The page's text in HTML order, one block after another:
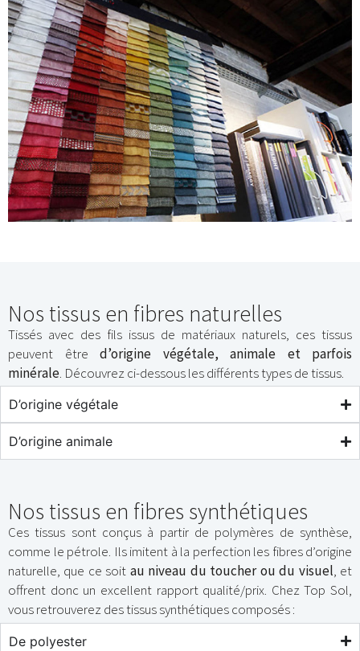
Nos tissus en fibres naturelles
Tissés avec des fils issus de matériaux naturels, ces tissus
peuvent être d’origine végétale, animale et parfois
minérale. Découvrez ci-dessous les différents types de tissus.
D’origine végétale
D’origine animale
Nos tissus en fibres synthétiques
Ces tissus sont conçus à partir de polymères de synthèse,
comme le pétrole. Ils imitent à la perfection les fibres d’origine
naturelle, que ce soit au niveau du toucher ou du visuel, et
offrent donc un excellent rapport qualité/prix. Chez Top Sol,
vous retrouverez des tissus synthétiques composés :
De polyester